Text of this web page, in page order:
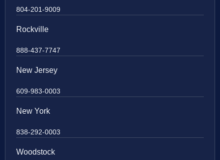
804-201-9009
Rockville
888-437-7747
New Jersey
609-983-0003
New York
838-292-0003
Woodstock